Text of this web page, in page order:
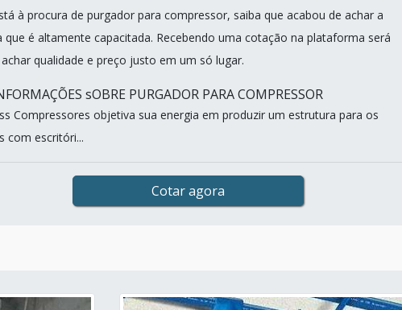
à procura de purgador para compressor, saiba que acabou de achar a
que é altamente capacitada. Recebendo uma cotação na plataforma será
qualidade e preço justo em um só lugar.
sOBRE PURGADOR PARA COMPRESSOR
Compressores objetiva sua energia em produzir um estrutura para os
com escritóri...
Cotar agora